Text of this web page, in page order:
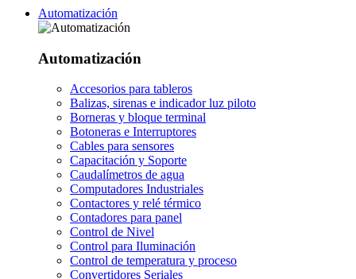
Automatización
Automatización
Accesorios para tableros
Balizas, sirenas e indicador luz piloto
Borneras y bloque terminal
Botoneras e Interruptores
Cables para sensores
Capacitación y Soporte
Caudalímetros de agua
Computadores Industriales
Contactores y relé térmico
Contadores para panel
Control de Nivel
Control para Iluminación
Control de temperatura y proceso
Convertidores Seriales